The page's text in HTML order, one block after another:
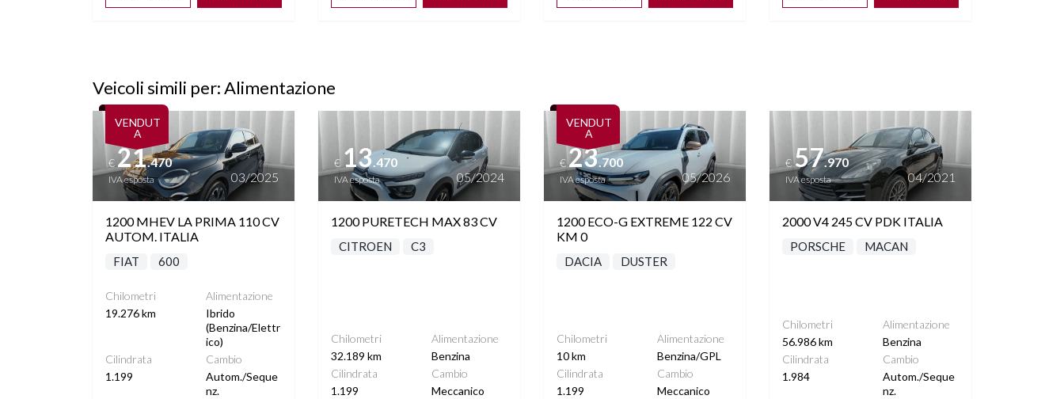
Veicoli simili per: Alimentazione
VENDUT
A
Vedi dettagli
€21.470
IVA esposta 03/2025
1200 MHEV LA PRIMA 110 CV
AUTOM. ITALIA
FIAT 600
Chilometri
19.276 km
Alimentazione
Ibrido
(Benzina/Elettr
ico)
Cilindrata
1.199
Cambio
Autom./Seque
nz.
Vedi dettagli
€13.470
IVA esposta 05/2024
1200 PURETECH MAX 83 CV
CITROEN C3
Chilometri
32.189 km
Alimentazione
Benzina
Cilindrata
1.199
Cambio
Meccanico
VENDUT
A
Vedi dettagli
€23.700
IVA esposta 05/2026
1200 ECO-G EXTREME 122 CV
KM 0
DACIA DUSTER
Chilometri
10 km
Alimentazione
Benzina/GPL
Cilindrata
1.199
Cambio
Meccanico
Vedi dettagli
€57.970
IVA esposta 04/2021
2000 V4 245 CV PDK ITALIA
PORSCHE MACAN
Chilometri
56.986 km
Alimentazione
Benzina
Cilindrata
1.984
Cambio
Autom./Seque
nz.